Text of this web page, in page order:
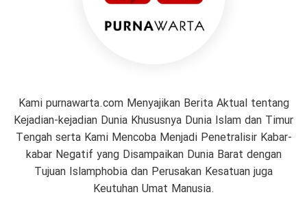
Kami purnawarta.com Menyajikan Berita Aktual tentang
Kejadian-kejadian Dunia Khususnya Dunia Islam dan Timur
Tengah serta Kami Mencoba Menjadi Penetralisir Kabar-
kabar Negatif yang Disampaikan Dunia Barat dengan
Tujuan Islamphobia dan Perusakan Kesatuan juga
Keutuhan Umat Manusia.